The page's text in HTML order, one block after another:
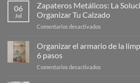
06
Jul
Zapateros Metálicos: La
Organizar Tu Calzado
Comentarios desactivados
Metálicos:
La
Organizar el armario de la
6 pasos
Comentarios desactivados